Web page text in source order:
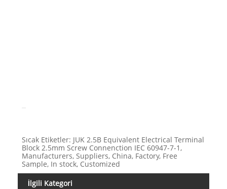
Sıcak Etiketler: JUK 2.5B Equivalent Electrical Terminal
Block 2.5mm Screw Connenction IEC 60947-7-1,
Manufacturers, Suppliers, China, Factory, Free
Sample, In stock, Customized
İlgili Kategori